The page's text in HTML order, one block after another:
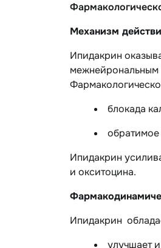
Механизм
Ипидакрин
межнейрональным
блокада
обратимое
Ипидакрин
и окситоцина.
Ипидакрин
улучшает